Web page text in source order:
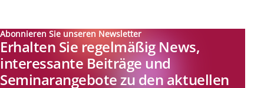
Abonnieren Sie unseren Newsletter
Erhalten Sie regelmäßig News,
interessante Beiträge und
Seminarangebote zu den aktuellen